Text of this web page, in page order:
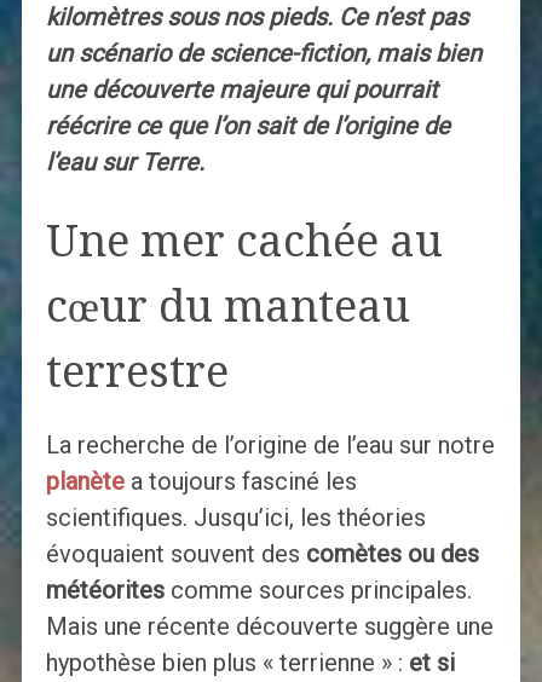
kilomètres sous nos pieds. Ce n’est pas
un scénario de science-fiction, mais bien
une découverte majeure qui pourrait
réécrire ce que l’on sait de l’origine de
l’eau sur Terre.
Une mer cachée au
cœur du manteau
terrestre
La recherche de l’origine de l’eau sur notre
planète a toujours fasciné les
scientifiques. Jusqu’ici, les théories
évoquaient souvent des comètes ou des
météoritescomme sources principales.
Mais une récente découverte suggère une
hypothèse bien plus « terrienne » : et si